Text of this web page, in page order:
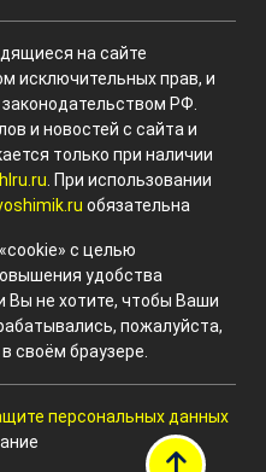
на сайте
исключительных прав, и
РФ.
и новостей с сайта и
только при наличии
. При использовании
обязательна
с целью
удобства
Вы не хотите, чтобы Ваши
пожалуйста,
своём браузере.
персональных данных